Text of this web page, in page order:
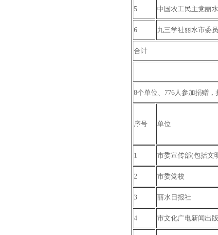
5 中国农工民主党丽
6 九三学社丽水市委
合计
8个单位、776人参加捐赠，
序号 单位
1 市委宣传部(包括文
2 市委党校
3 丽水日报社
4 市文化广电新闻出